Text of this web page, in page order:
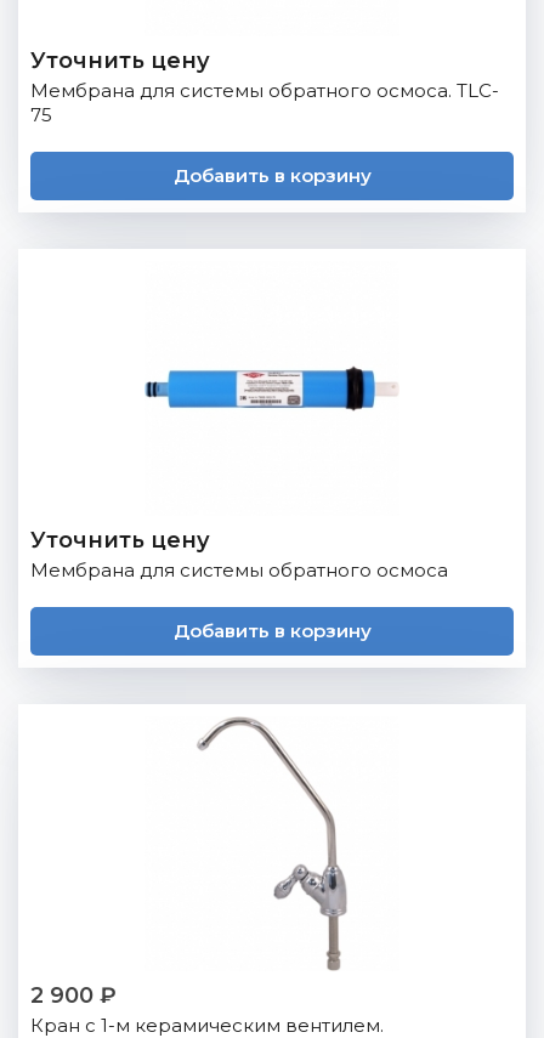
Уточнить цену
Мембрана для системы обратного осмоса. TLC-
75
Добавить в корзину
Уточнить цену
Мембрана для системы обратного осмоса
Добавить в корзину
2 900 ₽
Кран с 1-м керамическим вентилем.